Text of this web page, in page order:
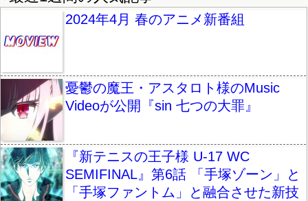
2024年4月 春のアニメ新番組
憂鬱の魔王・アスタロト様のMusic
Videoが公開『sin 七つの大罪』
『新テニスの王子様 U-17 WC
SEMIFINAL』第6話 「手塚ゾーン」と
「手塚ファントム」と融合させた新技